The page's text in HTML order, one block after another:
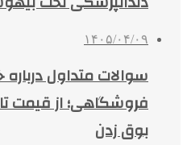
۱۴۰۵/۰۴/۰۹
سوالات متداول
فروشگاهی؛ از قیمت
بوق زدن